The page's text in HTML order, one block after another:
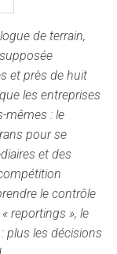
de terrain,
et près de huit
les entreprises
mêmes : le
pour se
et des
le contrôle
reportings », le
plus les décisions